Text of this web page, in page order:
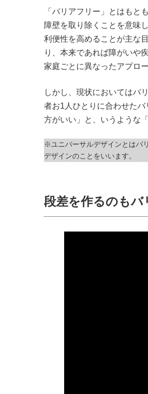
「バリアフリー」とはもと
障壁を取り除くことを意味
利便性を高めることが主な
り、本来であれば障がいや
家庭ごとに異なったアプロ
しかし、現状においてはバ
者お1人ひとりに合わせた
方がいい」と、いうような
※ユニバーサルデザインとはバ
デザインのことをいいます。
段差を作るのもバ